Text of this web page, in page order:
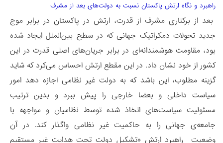
راهبرد و نگاه ارتش پاکستان نسبت به دولت‌های بعد از مشرف
بعد از برکناری مشرف از قدرت، ارتش در پاکستان در برابر موج
جدید تحولات دمکراتیک جهانی که در سطح بین‌الملل ایجاد شده
بود، مقاومت هوشمندانه‌ای در برابر جریان‌های اصلی قدرت در این
کشور از خود نشان داد. در این مقطع ارتش احساس می‌کرد که شاید
گزینه مطلوب، این باشد که به دولت غیر نظامی اجازه دهد امور
سیاست داخلی و بعضا خارجی را پیش ببرد و بدین ترتیب
مسئولیت سیاست‌های اتخاذ شده توسط نظامیان و مواجهه با
جامعه‌ی جهانی را به حاکمیت غیر نظامی واگذار کند. در آن
وضعیت راهبرد ارتش «تشکیل دولت تحت هدایت غیر مستقیم